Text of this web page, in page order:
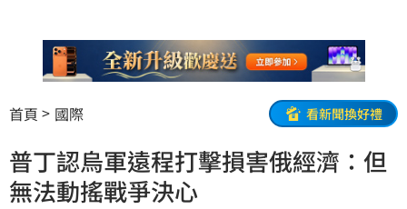
首頁 國際 看新聞換好禮
普丁認烏軍遠程打擊損害俄經濟：但
無法動搖戰爭決心